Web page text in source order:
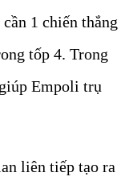
1 chiến thắng
tốp 4. Trong
Empoli trụ
liên tiếp tạo ra